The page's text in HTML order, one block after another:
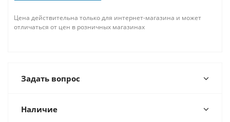
Цена действительна только для интернет-магазина и может
отличаться от цен в розничных магазинах
Задать вопрос
Наличие